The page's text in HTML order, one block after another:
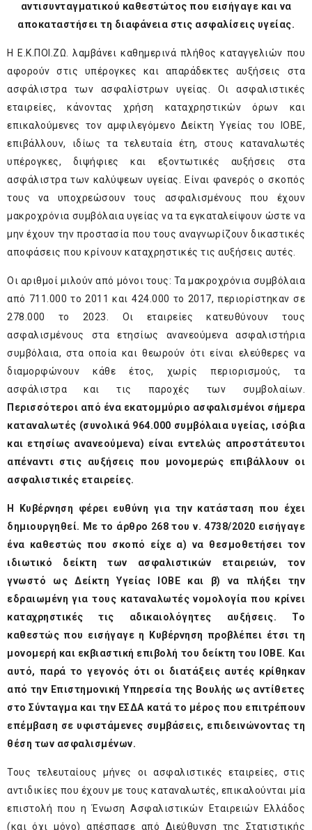
αντισυνταγματικού καθεστώτος που εισήγαγε και να
αποκαταστήσει τη διαφάνεια στις ασφαλίσεις υγείας.
Η Ε.Κ.ΠΟΙ.ΖΩ. λαμβάνει καθημερινά πλήθος καταγγελιών που
αφορούν στις υπέρογκες και απαράδεκτες αυξήσεις στα
ασφάλιστρα των ασφαλίστρων υγείας. Οι ασφαλιστικές
εταιρείες, κάνοντας χρήση καταχρηστικών όρων και
επικαλούμενες τον αμφιλεγόμενο Δείκτη Υγείας του ΙΟΒΕ,
επιβάλλουν, ιδίως τα τελευταία έτη, στους καταναλωτές
υπέρογκες, διψήφιες και εξοντωτικές αυξήσεις στα
ασφάλιστρα των καλύψεων υγείας. Είναι φανερός ο σκοπός
τους να υποχρεώσουν τους ασφαλισμένους που έχουν
μακροχρόνια συμβόλαια υγείας να τα εγκαταλείψουν ώστε να
μην έχουν την προστασία που τους αναγνωρίζουν δικαστικές
αποφάσεις που κρίνουν καταχρηστικές τις αυξήσεις αυτές.
Οι αριθμοί μιλούν από μόνοι τους: Τα μακροχρόνια συμβόλαια
από 711.000 το 2011 και 424.000 το 2017, περιορίστηκαν σε
278.000 το 2023. Οι εταιρείες κατευθύνουν τους
ασφαλισμένους στα ετησίως ανανεούμενα ασφαλιστήρια
συμβόλαια, στα οποία και θεωρούν ότι είναι ελεύθερες να
διαμορφώνουν κάθε έτος, χωρίς περιορισμούς, τα
ασφάλιστρα και τις παροχές των συμβολαίων.
Περισσότεροι από ένα εκατομμύριο ασφαλισμένοι σήμερα
καταναλωτές (συνολικά 964.000 συμβόλαια υγείας, ισόβια
και ετησίως ανανεούμενα) είναι εντελώς απροστάτευτοι
απέναντι στις αυξήσεις που μονομερώς επιβάλλουν οι
ασφαλιστικές εταιρείες.
Η Κυβέρνηση φέρει ευθύνη για την κατάσταση που έχει
δημιουργηθεί. Με το άρθρο 268 του ν. 4738/2020 εισήγαγε
ένα καθεστώς που σκοπό είχε α) να θεσμοθετήσει τον
ιδιωτικό δείκτη των ασφαλιστικών εταιρειών, τον
γνωστό ως Δείκτη Υγείας ΙΟΒΕ και β) να πλήξει την
εδραιωμένη για τους καταναλωτές νομολογία που κρίνει
καταχρηστικές τις αδικαιολόγητες αυξήσεις. Το
καθεστώς που εισήγαγε η Κυβέρνηση προβλέπει έτσι τη
μονομερή και εκβιαστική επιβολή του δείκτη του ΙΟΒΕ. Και
αυτό, παρά το γεγονός ότι οι διατάξεις αυτές κρίθηκαν
από την Επιστημονική Υπηρεσία της Βουλής ως αντίθετες
στο Σύνταγμα και την ΕΣΔΑ κατά το μέρος που επιτρέπουν
επέμβαση σε υφιστάμενες συμβάσεις, επιδεινώνοντας τη
θέση των ασφαλισμένων.
Τους τελευταίους μήνες οι ασφαλιστικές εταιρείες, στις
αντιδικίες που έχουν με τους καταναλωτές, επικαλούνται μία
επιστολή που η Ένωση Ασφαλιστικών Εταιρειών Ελλάδος
(και όχι μόνο) απέσπασε από Διεύθυνση της Στατιστικής